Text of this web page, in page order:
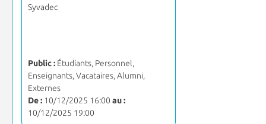
Syvadec
Public :Étudiants, Personnel,
Enseignants, Vacataires, Alumni,
Externes
De :10/12/2025 16:00 au :
10/12/2025 19:00